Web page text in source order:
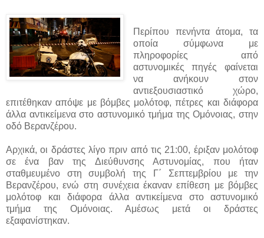
Περίπου πενήντα άτομα, τα
οποία σύμφωνα με
πληροφορίες από
αστυνομικές πηγές φαίνεται
να ανήκουν στον
αντιεξουσιαστικό χώρο,
επιτέθηκαν απόψε με βόμβες μολότοφ, πέτρες και διάφορα
άλλα αντικείμενα στο αστυνομικό τμήμα της Ομόνοιας, στην
οδό Βερανζέρου.
Αρχικά, οι δράστες λίγο πριν από τις 21:00, έριξαν μολότοφ
σε ένα βαν της Διεύθυνσης Αστυνομίας, που ήταν
σταθμευμένο στη συμβολή της Γ΄ Σεπτεμβρίου με την
Βερανζέρου, ενώ στη συνέχεια έκαναν επίθεση με βόμβες
μολότοφ και διάφορα άλλα αντικείμενα στο αστυνομικό
τμήμα της Ομόνοιας. Αμέσως μετά οι δράστες
εξαφανίστηκαν.